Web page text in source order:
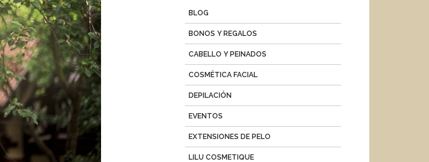
BLOG
BONOS Y REGALOS
CABELLO Y PEINADOS
COSMÉTICA FACIAL
DEPILACIÓN
EVENTOS
EXTENSIONES DE PELO
LILU COSMETIQUE